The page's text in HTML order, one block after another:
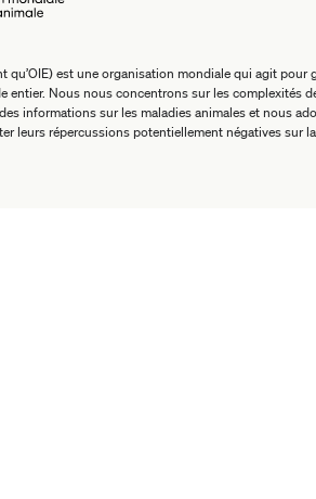
qu’OIE) est une organisation mondiale qui agit pour
entier. Nous nous concentrons sur les complexités
informations sur les maladies animales et nous
leurs répercussions potentiellement négatives sur